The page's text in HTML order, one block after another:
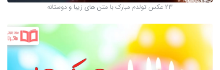
23 عکس تولدم مبارک با متن های زیبا و دوستانه